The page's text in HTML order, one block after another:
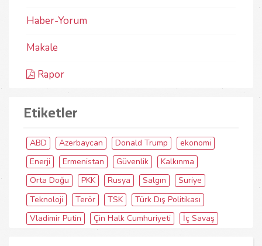
Haber-Yorum
Makale
Rapor
Etiketler
ABD Azerbaycan Donald Trump
ekonomi
Enerji
Ermenistan Güvenlik
Kalkınma
Orta Doğu
PKK Rusya Salgın
Suriye
Teknoloji
Terör TSK
Türk Dış Politikası
Vladimir Putin
Çin Halk Cumhuriyeti İç Savaş